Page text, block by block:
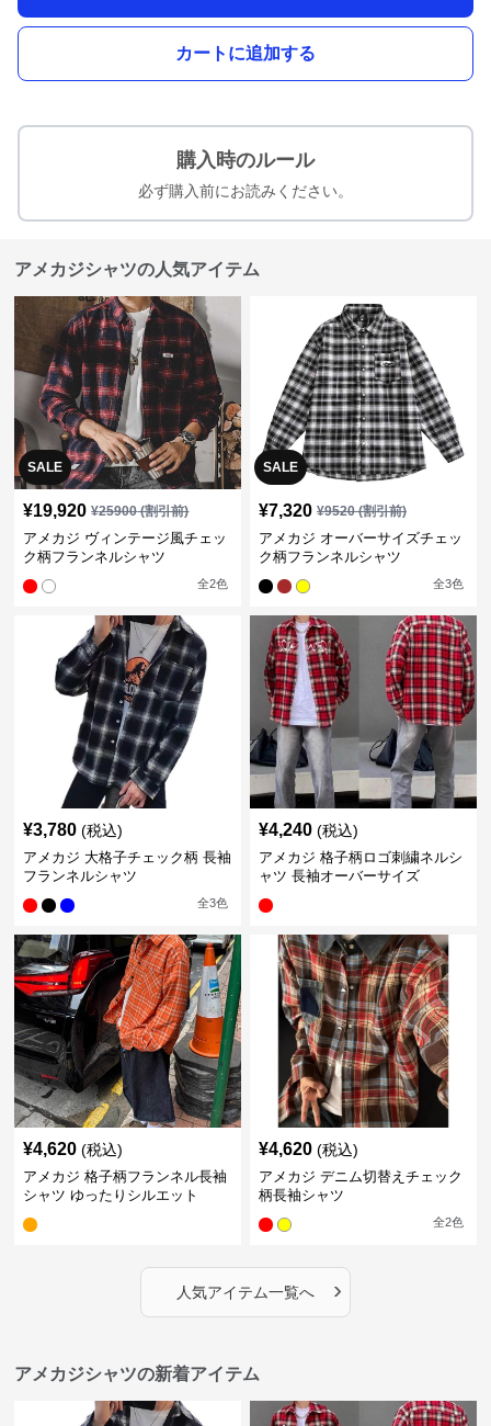
カートに追加する
購入時のルール
必ず購入前にお読みください。
アメカジシャツの人気アイテム
SALE
¥19,920 ¥25900(割引前)
アメカジ ヴィンテージ風チェッ
ク柄フランネルシャツ
全2色
SALE
¥7,320 ¥9520(割引前)
アメカジ オーバーサイズチェッ
ク柄フランネルシャツ
全3色
¥3,780 (税込)
アメカジ 大格子チェック柄 長袖
フランネルシャツ
全3色
¥4,240 (税込)
アメカジ 格子柄ロゴ刺繍ネルシ
ャツ 長袖オーバーサイズ
¥4,620 (税込)
アメカジ 格子柄フランネル長袖
シャツ ゆったりシルエット
¥4,620 (税込)
アメカジ デニム切替えチェック
柄長袖シャツ
全2色
人気アイテム一覧へ ›
アメカジシャツの新着アイテム